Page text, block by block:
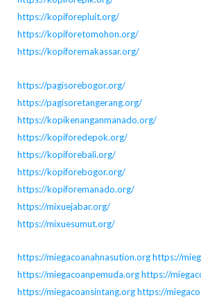
https://kopiforepluit.org/
https://kopiforetomohon.org/
https://kopiforemakassar.org/
https://pagisorebogor.org/
https://pagisoretangerang.org/
https://kopikenanganmanado.org/
https://kopiforedepok.org/
https://kopiforebali.org/
https://kopiforebogor.org/
https://kopiforemanado.org/
https://mixuejabar.org/
https://mixuesumut.org/
https://miegacoanahnasution.orghttps://
https://miegacoanpemuda.orghttps://
https://miegacoansintang.orghttps://